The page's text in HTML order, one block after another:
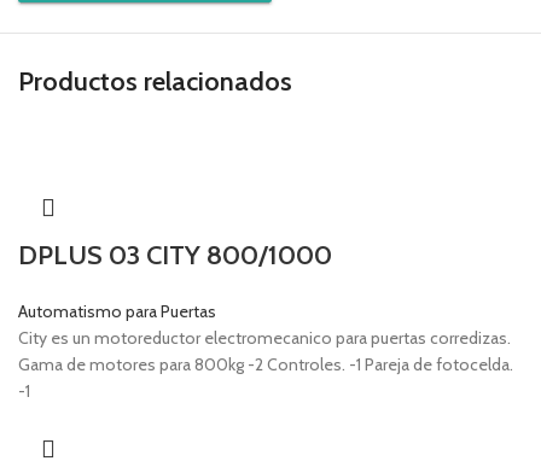
Productos relacionados
DPLUS 03 CITY 800/1000
Automatismo para Puertas
City es un motoreductor electromecanico para puertas corredizas.
Gama de motores para 800kg -2 Controles. -1 Pareja de fotocelda.
-1